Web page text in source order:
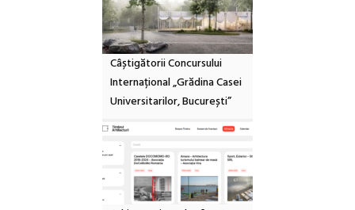
Câștigătorii Concursului
Internațional „Grădina Casei
Universitarilor, București”